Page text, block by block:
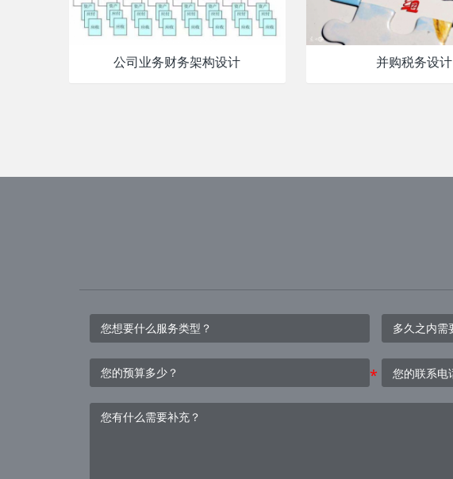
公司业务财务架构设计 并购税务设计